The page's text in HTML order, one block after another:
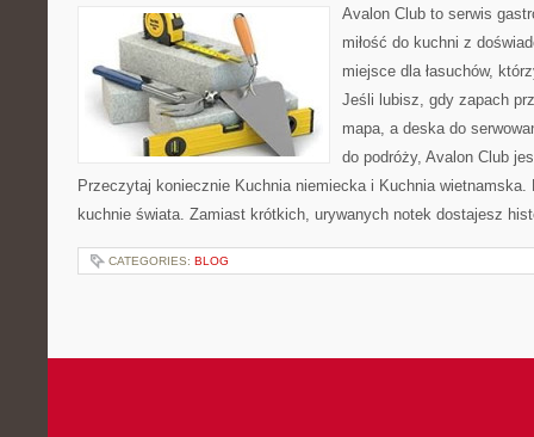
Avalon Club to serwis
miłość do kuchni z
miejsce dla łasuchów,
Jeśli lubisz, gdy zapach
mapa, a deska do
do podróży, Avalon Club
Przeczytaj koniecznie Kuchnia niemiecka i Kuchnia wietnamska.
kuchnie świata. Zamiast krótkich, urywanych notek dostajesz
CATEGORIES: BLOG